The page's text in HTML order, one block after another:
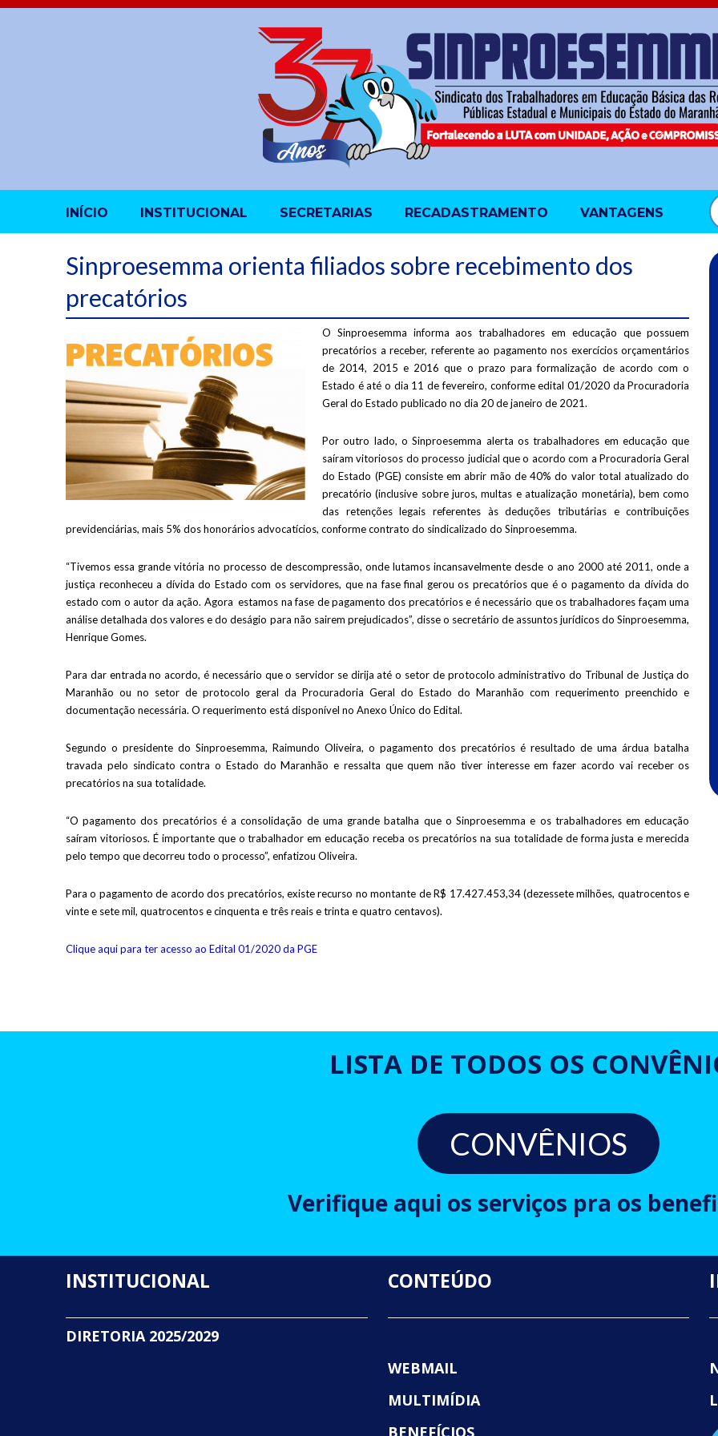
INÍCIO INSTITUCIONAL SECRETARIAS RECADASTRAMENTO VANTAGENS
Sinproesemma orienta filiados sobre recebimento dos
precatórios
O Sinproesemma informa aos trabalhadores em educação que possuem
precatórios a receber, referente ao pagamento nos exercícios orçamentários
de 2014, 2015 e 2016 que o prazo para formalização de acordo com o
Estado é até o dia 11 de fevereiro, conforme edital 01/2020 da Procuradoria
Geral do Estado publicado no dia 20 de janeiro de 2021.
Por outro lado, o Sinproesemma alerta os trabalhadores em educação que
saíram vitoriosos do processo judicial que o acordo com a Procuradoria Geral
do Estado (PGE) consiste em abrir mão de 40% do valor total atualizado do
precatório (inclusive sobre juros, multas e atualização monetária), bem como
das retenções legais referentes às deduções tributárias e contribuições
previdenciárias, mais 5% dos honorários advocatícios, conforme contrato do sindicalizado do Sinproesemma.
“Tivemos essa grande vitória no processo de descompressão, onde lutamos incansavelmente desde o ano 2000 até 2011, onde a
justiça reconheceu a dívida do Estado com os servidores, que na fase final gerou os precatórios que é o pagamento da dívida do
estado com o autor da ação. Agora estamos na fase de pagamento dos precatórios e é necessário que os trabalhadores façam uma
análise detalhada dos valores e do deságio para não sairem prejudicados”, disse o secretário de assuntos jurídicos do Sinproesemma,
Henrique Gomes.
Para dar entrada no acordo, é necessário que o servidor se dirija até o setor de protocolo administrativo do Tribunal de Justiça do
Maranhão ou no setor de protocolo geral da Procuradoria Geral do Estado do Maranhão com requerimento preenchido e
documentação necessária. O requerimento está disponível no Anexo Único do Edital.
Segundo o presidente do Sinproesemma, Raimundo Oliveira, o pagamento dos precatórios é resultado de uma árdua batalha
travada pelo sindicato contra o Estado do Maranhão e ressalta que quem não tiver interesse em fazer acordo vai receber os
precatórios na sua totalidade.
“O pagamento dos precatórios é a consolidação de uma grande batalha que o Sinproesemma e os trabalhadores em educação
saíram vitoriosos. É importante que o trabalhador em educação receba os precatórios na sua totalidade de forma justa e merecida
pelo tempo que decorreu todo o processo”, enfatizou Oliveira.
Para o pagamento de acordo dos precatórios, existe recurso no montante de R$ 17.427.453,34 (dezessete milhões, quatrocentos e
vinte e sete mil, quatrocentos e cinquenta e três reais e trinta e quatro centavos).
Clique aqui para ter acesso ao Edital 01/2020 da PGE
LISTA DE TODOS OS
CONVÊNIOS
Verifique aqui os serviços pra os
INSTITUCIONAL
DIRETORIA 2025/2029
CONTEÚDO
WEBMAIL
MULTIMÍDIA
BENEFÍCIOS